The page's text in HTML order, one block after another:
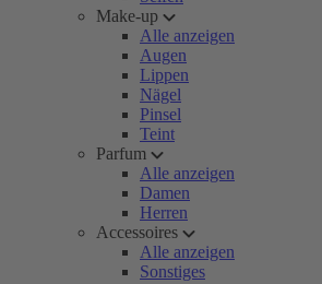
Make-up
Alle anzeigen
Augen
Lippen
Nägel
Pinsel
Teint
Parfum
Alle anzeigen
Damen
Herren
Accessoires
Alle anzeigen
Sonstiges